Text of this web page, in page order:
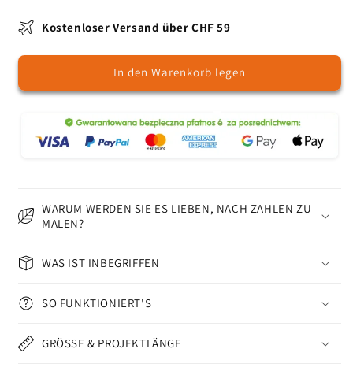
Malen
Zahlen
Malen
Zahlen
Kostenloser Versand über CHF 59
In den Warenkorb legen
WARUM WERDEN SIE ES LIEBEN, NACH ZAHLEN ZU
MALEN?
WAS IST INBEGRIFFEN
SO FUNKTIONIERT'S
GRÖSSE & PROJEKTLÄNGE